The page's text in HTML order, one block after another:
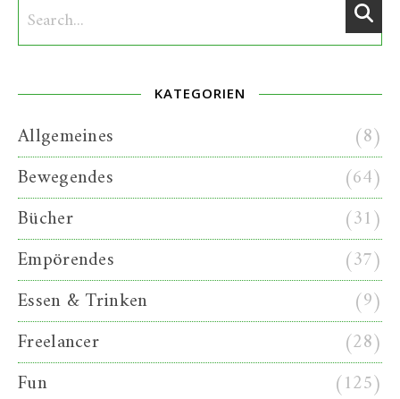
KATEGORIEN
Allgemeines
(8)
Bewegendes
(64)
Bücher
(31)
Empörendes
(37)
Essen & Trinken
(9)
Freelancer
(28)
Fun
(125)